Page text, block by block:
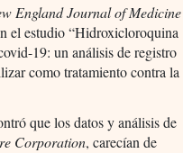
England Journal of Medicine
el estudio “Hidroxicloroquina
19: un análisis de registro
como tratamiento contra la
que los datos y análisis de
Corporation, carecían de